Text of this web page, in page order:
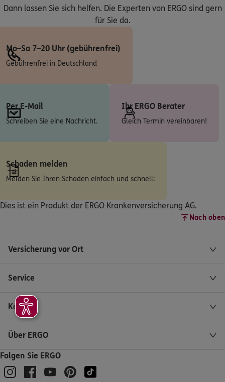
Homepage besuchen
Brielower Landstr. 12,14772
(2.7 km)
Klein Kreutzer Eigenheime 2,14776 Brandenburg
Christina Melzig
an der Havel
ERGO
Frank Sahm
ERGO
Havel
(8.4 km)
Homepage besuchen
Dann lassen Sie sich helfen. Die Experten von ERGO sind gern
für Sie da.
Mo–Sa 7–20 Uhr (gebührenfrei)
Gebührenfrei in Deutschland
Per E-Mail
Schreiben Sie eine Nachricht.
Ihr ERGO Berater
Gleich Termin vereinbaren!
Schaden melden
Melden Sie Ihren Schaden einfach und schnell:
Dies ist ein Produkt der ERGO Krankenversicherung AG.
Nach oben
Versicherung vor Ort
Service
Kontakt
Über ERGO
Folgen Sie ERGO